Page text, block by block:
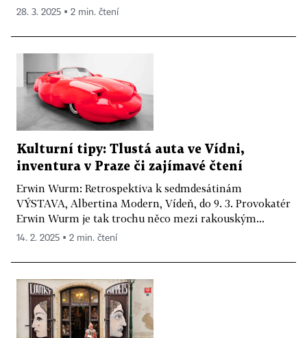
28. 3. 2025 ▪ 2 min. čtení
Kulturní tipy: Tlustá auta ve Vídni,
inventura v Praze či zajímavé čtení
Erwin Wurm: Retrospektiva k sedmdesátinám
VÝSTAVA, Albertina Modern, Vídeň, do 9. 3. Provokatér
Erwin Wurm je tak trochu něco mezi rakouským...
14. 2. 2025 ▪ 2 min. čtení